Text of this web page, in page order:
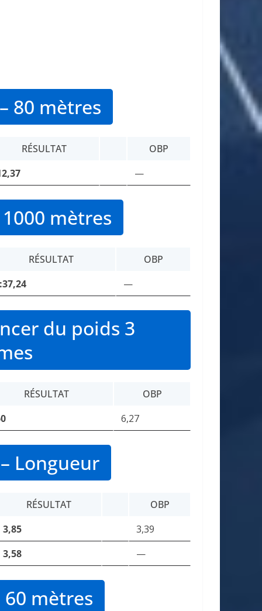
80 mètres
RÉSULTAT
OBP
—
mètres
RÉSULTAT
OBP
—
du poids 3
RÉSULTAT
OBP
6,27
Longueur
RÉSULTAT
OBP
3,85
3,39
3,58
—
mètres